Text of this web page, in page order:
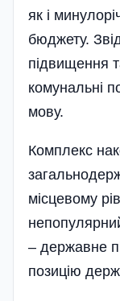
як і
бюджету.
підвищення
комунальні
мову.
Комплекс
місцевому
– державне
позицію